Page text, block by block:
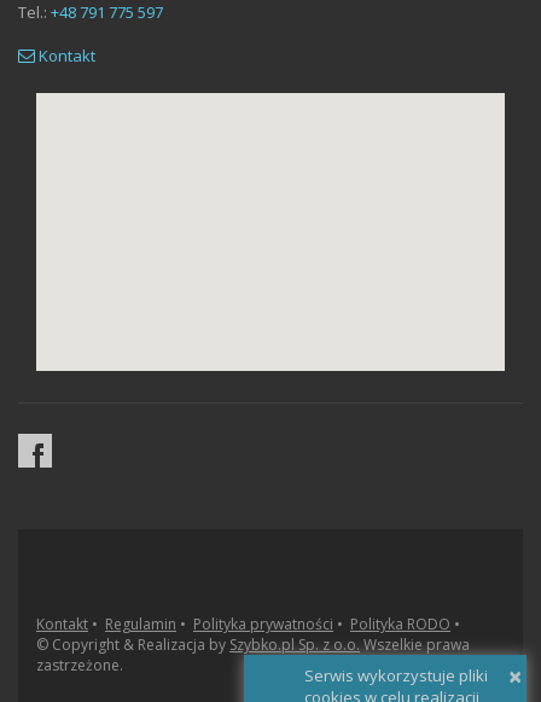
Tel.: +48 791 775 597
Kontakt
Kontakt • Regulamin • Polityka prywatności • Polityka RODO •
© Copyright & Realizacja by Szybko.pl Sp. z o.o. Wszelkie prawa
zastrzeżone.
×
Serwis wykorzystuje pliki
cookies w celu realizacji